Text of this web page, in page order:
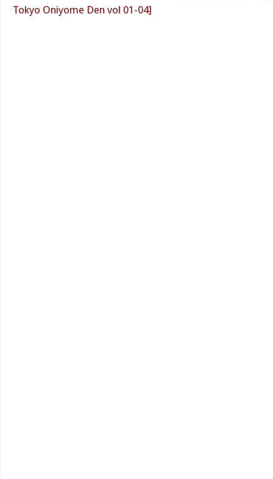
Tokyo Oniyome Den vol 01-04]